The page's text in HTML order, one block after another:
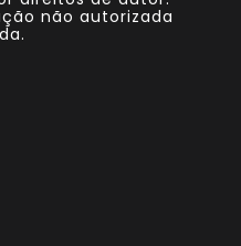
não autorizada